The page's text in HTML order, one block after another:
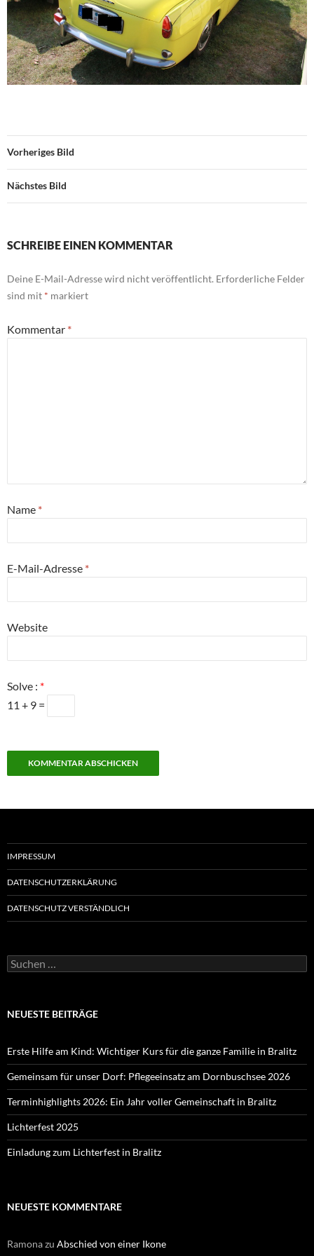
Vorheriges Bild
Nächstes Bild
SCHREIBE EINEN KOMMENTAR
Deine E-Mail-Adresse wird nicht veröffentlicht. Erforderliche Felder
sind mit * markiert
Kommentar *
Name *
E-Mail-Adresse *
Website
Solve : *
11 + 9 =
IMPRESSUM
DATENSCHUTZERKLÄRUNG
DATENSCHUTZ VERSTÄNDLICH
Suchen
nach:
NEUESTE BEITRÄGE
Erste Hilfe am Kind: Wichtiger Kurs für die ganze Familie in Bralitz
Gemeinsam für unser Dorf: Pflegeeinsatz am Dornbuschsee 2026
Terminhighlights 2026: Ein Jahr voller Gemeinschaft in Bralitz
Lichterfest 2025
Einladung zum Lichterfest in Bralitz
NEUESTE KOMMENTARE
Ramonazu Abschied von einer Ikone